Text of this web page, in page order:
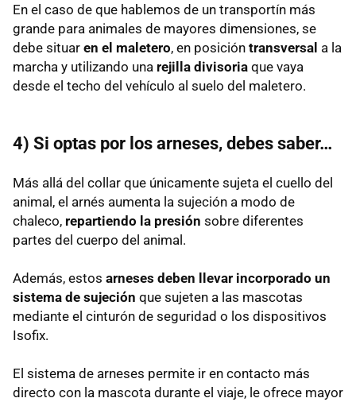
En el caso de que hablemos de un transportín más
grande para animales de mayores dimensiones, se
debe situar en el maletero, en posición transversal a la
marcha y utilizando una rejilla divisoria que vaya
desde el techo del vehículo al suelo del maletero.
4) Si optas por los arneses, debes saber…
Más allá del collar que únicamente sujeta el cuello del
animal, el arnés aumenta la sujeción a modo de
chaleco, repartiendo la presión sobre diferentes
partes del cuerpo del animal.
Además, estos arneses deben llevar incorporado un
sistema de sujeción que sujeten a las mascotas
mediante el cinturón de seguridad o los dispositivos
Isofix.
El sistema de arneses permite ir en contacto más
directo con la mascota durante el viaje, le ofrece mayor